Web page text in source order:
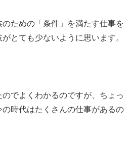
ための「条件」を満たす仕事を
とても少ないように思います。
でよくわかるのですが、ちょっ
時代はたくさんの仕事があるの